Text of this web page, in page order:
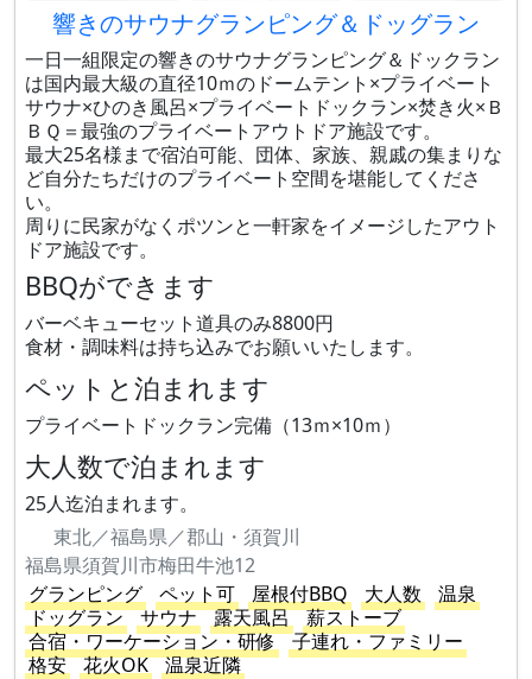
響きのサウナグランピング＆ドッグラン
一日一組限定の響きのサウナグランピング＆ドックラン
は国内最大級の直径10ｍのドームテント×プライベート
サウナ×ひのき風呂×プライベートドックラン×焚き火×Ｂ
ＢＱ＝最強のプライベートアウトドア施設です。
最大25名様まで宿泊可能、団体、家族、親戚の集まりな
ど自分たちだけのプライベート空間を堪能してくださ
い。
周りに民家がなくポツンと一軒家をイメージしたアウト
ドア施設です。
BBQができます
バーベキューセット道具のみ8800円
食材・調味料は持ち込みでお願いいたします。
ペットと泊まれます
プライベートドックラン完備（13ｍ×10ｍ）
大人数で泊まれます
25人迄泊まれます。
東北／福島県／郡山・須賀川
福島県須賀川市梅田牛池12
グランピング
ペット可 屋根付BBQ 大人数
温泉
ドッグラン
サウナ 露天風呂
薪ストーブ
合宿・ワーケーション・研修
子連れ・ファミリー
格安
花火OK
温泉近隣